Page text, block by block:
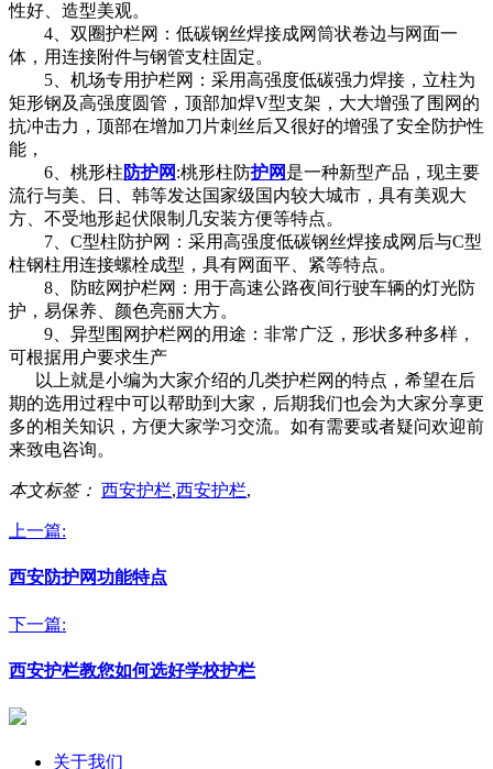
性好、造型美观。
4、双圈护栏网：低碳钢丝焊接成网筒状卷边与网面一
体，用连接附件与钢管支柱固定。
5、机场专用护栏网：采用高强度低碳强力焊接，立柱为
矩形钢及高强度圆管，顶部加焊V型支架，大大增强了围网的
抗冲击力，顶部在增加刀片刺丝后又很好的增强了安全防护性
能，
6、桃形柱 防护网:桃形柱防护网是一种新型产品，现主要
流行与美、日、韩等发达国家级国内较大城市，具有美观大
方、不受地形起伏限制几安装方便等特点。
7、C型柱防护网：采用高强度低碳钢丝焊接成网后与C型
柱钢柱用连接螺栓成型，具有网面平、紧等特点。
8、防眩网护栏网：用于高速公路夜间行驶车辆的灯光防
护，易保养、颜色亮丽大方。
9、异型围网护栏网的用途：非常广泛，形状多种多样，
可根据用户要求生产
以上就是小编为大家介绍的几类护栏网的特点，希望在后
期的选用过程中可以帮助到大家，后期我们也会为大家分享更
多的相关知识，方便大家学习交流。如有需要或者疑问欢迎前
来致电咨询。
本文标签： 西安护栏,西安护栏,
上一篇:
西安防护网功能特点
下一篇:
西安护栏教您如何选好学校护栏
关于我们